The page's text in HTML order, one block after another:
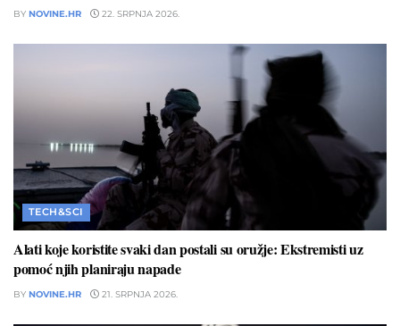
BY NOVINE.HR 22. SRPNJA 2026.
TECH&SCI
Alati koje koristite svaki dan postali su oružje: Ekstremisti uz
pomoć njih planiraju napade
BY NOVINE.HR 21. SRPNJA 2026.